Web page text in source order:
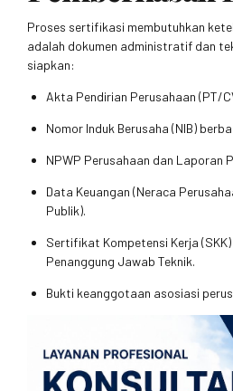
Proses sertifikasi membutuhkan
adalah dokumen administratif dan
siapkan:
Akta Pendirian Perusahaan (PT/
Nomor Induk Berusaha (NIB)
NPWP Perusahaan dan Laporan
Data Keuangan (Neraca
Publik).
Sertifikat Kompetensi Kerja
Penanggung Jawab Teknik.
Bukti keanggotaan asosiasi